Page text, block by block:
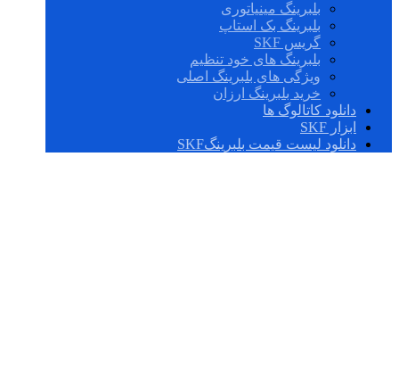
بلبرینگ مینیاتوری
بلبرینگ بک استاپ
گریس SKF
بلبرینگ های خود تنظیم
ویژگی های بلبرینگ اصلی
خرید بلبرینگ ارزان
دانلود کاتالوگ ها
ابزار SKF
دانلود لیست قیمت بلبرینگSKF